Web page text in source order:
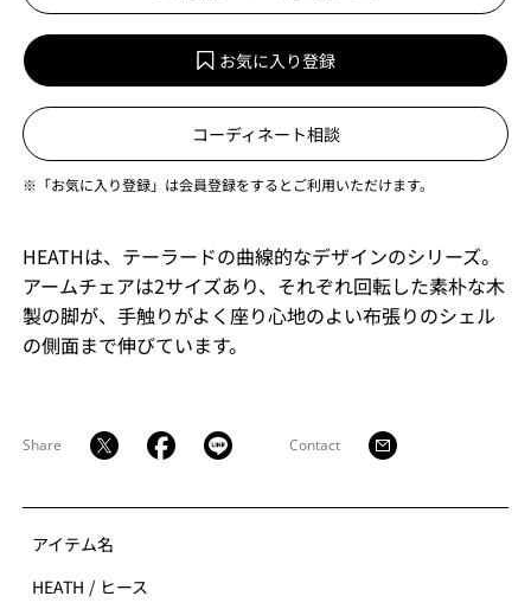
お気に入り登録
コーディネート相談
※「お気に入り登録」は会員登録をするとご利用いただけます。
HEATHは、テーラードの曲線的なデザインのシリーズ。
アームチェアは2サイズあり、それぞれ回転した素朴な⽊
製の脚が、⼿触りがよく座り⼼地のよい布張りのシェル
の側⾯まで伸びています。
Share Contact
アイテム名
HEATH / ヒース